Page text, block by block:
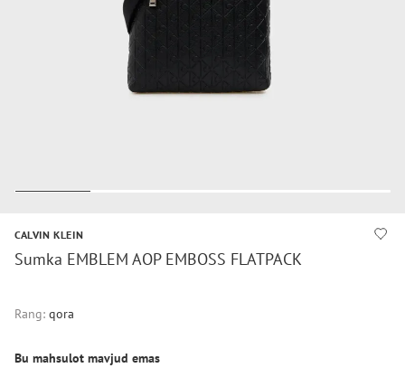
CALVIN KLEIN
Sumka EMBLEM AOP EMBOSS FLATPACK
Rang: qora
Bu mahsulot mavjud emas